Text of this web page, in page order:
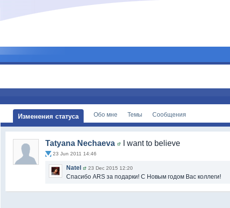
Изменения статуса Обо мне Темы Сообщения
Tatyana Nechaeva I want to believe
23 Jun 2011 14:46
Natel 23 Dec 2015 12:20
Спасибо ARS за подарки! С Новым годом Вас коллеги!